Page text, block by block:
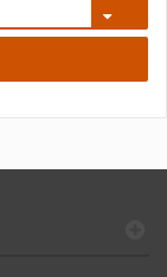
6502